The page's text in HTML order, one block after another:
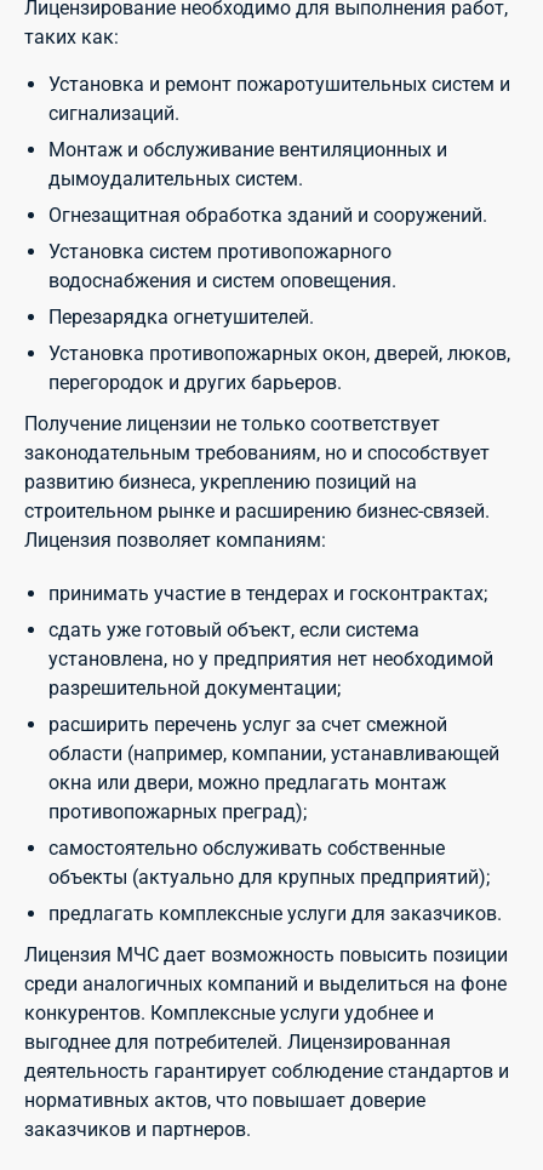
Лицензирование необходимо для выполнения работ,
таких как:
Установка и ремонт пожаротушительных систем и
сигнализаций.
Монтаж и обслуживание вентиляционных и
дымоудалительных систем.
Огнезащитная обработка зданий и сооружений.
Установка систем противопожарного
водоснабжения и систем оповещения.
Перезарядка огнетушителей.
Установка противопожарных окон, дверей, люков,
перегородок и других барьеров.
Получение лицензии не только соответствует
законодательным требованиям, но и способствует
развитию бизнеса, укреплению позиций на
строительном рынке и расширению бизнес-связей.
Лицензия позволяет компаниям:
принимать участие в тендерах и госконтрактах;
сдать уже готовый объект, если система
установлена, но у предприятия нет необходимой
разрешительной документации;
расширить перечень услуг за счет смежной
области (например, компании, устанавливающей
окна или двери, можно предлагать монтаж
противопожарных преград);
самостоятельно обслуживать собственные
объекты (актуально для крупных предприятий);
предлагать комплексные услуги для заказчиков.
Лицензия МЧС дает возможность повысить позиции
среди аналогичных компаний и выделиться на фоне
конкурентов. Комплексные услуги удобнее и
выгоднее для потребителей. Лицензированная
деятельность гарантирует соблюдение стандартов и
нормативных актов, что повышает доверие
заказчиков и партнеров.